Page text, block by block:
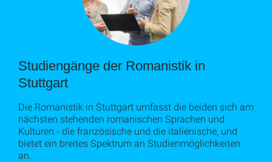
Studiengänge der Romanistik in
Stuttgart
Die Romanistik in Stuttgart umfasst die beiden sich am
nächsten stehenden romanischen Sprachen und
Kulturen - die französische und die italienische, und
bietet ein breites Spektrum an Studienmöglichkeiten
an.